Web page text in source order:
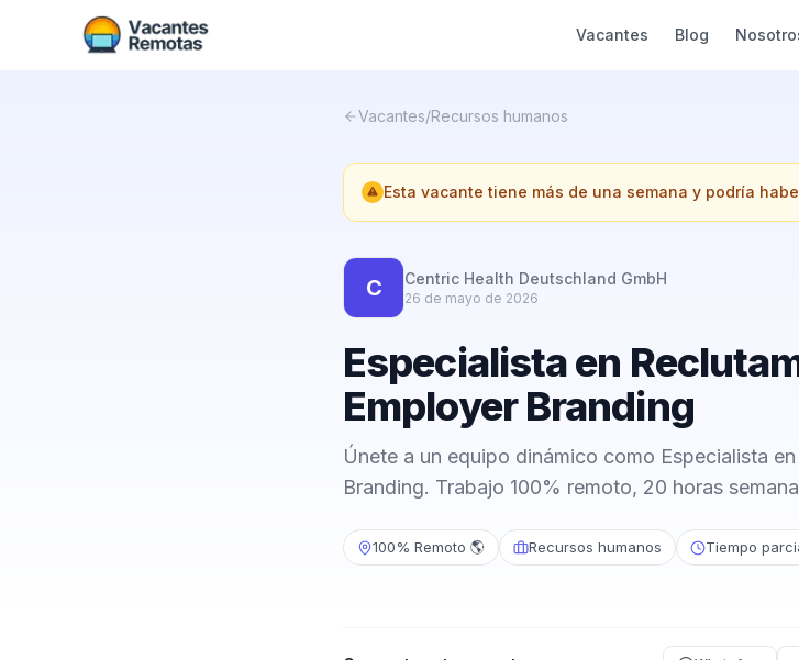
Vacantes Blog
Vacantes/Recursos humanos
Esta vacante tiene más de una semana y podría
C Centric Health Deutschland GmbH
26 de mayo de 2026
Especialista en
Employer Branding
Únete a un equipo dinámico como Especialista
Branding. Trabajo 100% remoto, 20 horas
100% Remoto 🌎 Recursos humanos Tiempo